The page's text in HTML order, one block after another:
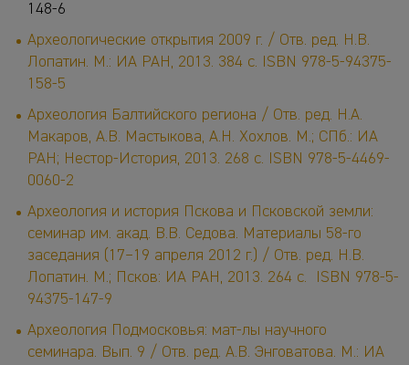
148-6
Археологические открытия 2009 г. / Отв. ред. Н.В.
Лопатин. М.: ИА РАН, 2013. 384 с. ISBN 978-5-94375-
158-5
Археология Балтийского региона / Отв. ред. Н.А.
Макаров, А.В. Мастыкова, А.Н. Хохлов. М.; СПб.: ИА
РАН; Нестор-История, 2013. 268 с. ISBN 978-5-4469-
0060-2
Археология и история Пскова и Псковской земли:
семинар им. акад. В.В. Седова. Материалы 58-го
заседания (17–19 апреля 2012 г.) / Отв. ред. Н.В.
Лопатин. М.; Псков: ИА РАН, 2013. 264 с. ISBN 978-5-
94375-147-9
Археология Подмосковья: мат-лы научного
семинара. Вып. 9 / Отв. ред. А.В. Энговатова. М.: ИА